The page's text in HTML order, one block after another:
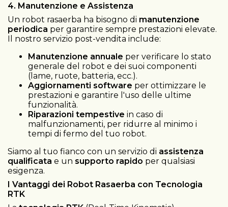
4. Manutenzione e Assistenza
Un robot rasaerba ha bisogno di manutenzione
periodica per garantire sempre prestazioni elevate.
Il nostro servizio post-vendita include:
Manutenzione annuale per verificare lo stato
generale del robot e dei suoi componenti
(lame, ruote, batteria, ecc.).
Aggiornamenti software per ottimizzare le
prestazioni e garantire l'uso delle ultime
funzionalità.
Riparazioni tempestive in caso di
malfunzionamenti, per ridurre al minimo i
tempi di fermo del tuo robot.
Siamo al tuo fianco con un servizio di assistenza
qualificata e un supporto rapido per qualsiasi
esigenza.
I Vantaggi dei Robot Rasaerba con Tecnologia
RTK